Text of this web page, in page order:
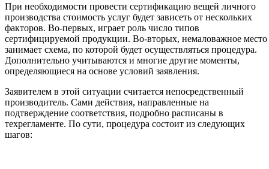
При необходимости провести сертификацию вещей личного
производства стоимость услуг будет зависеть от нескольких
факторов. Во-первых, играет роль число типов
сертифицируемой продукции. Во-вторых, немаловажное место
занимает схема, по которой будет осуществляться процедура.
Дополнительно учитываются и многие другие моменты,
определяющиеся на основе условий заявления.
Заявителем в этой ситуации считается непосредственный
производитель. Сами действия, направленные на
подтверждение соответствия, подробно расписаны в
техрегламенте. По сути, процедура состоит из следующих
шагов: